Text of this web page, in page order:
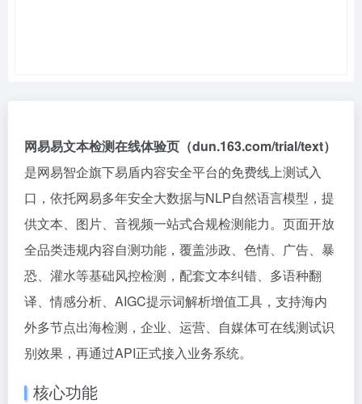
网易易文本检测在线体验页（dun.163.com/trial/text）
是网易智企旗下易盾内容安全平台的免费线上测试入
口，依托网易多年安全大数据与NLP自然语言模型，提
供文本、图片、音视频一站式合规检测能力。页面开放
全品类违规内容自测功能，覆盖涉政、色情、广告、暴
恐、灌水等基础风控检测，配套文本纠错、多语种翻
译、情感分析、AIGC提示词解析增值工具，支持海内
外多节点出海检测，企业、运营、自媒体可在线测试识
别效果，再通过API正式接入业务系统。
核心功能